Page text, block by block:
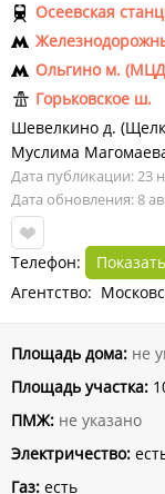
Осеевская
Ольгино м.
Горьковское ш.
Шевелкино д. (
Муслима
Дата публикации: 23
Дата обновления: 8
Телефон:
Агентство:
Площадь дома: не
Площадь участка:
ПМЖ: не указано
Электричество:
Газ: есть